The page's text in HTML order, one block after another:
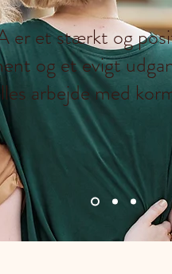
er et stærkt og
og et evigt
arbejde med